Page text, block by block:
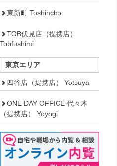
東新町 Toshincho
TOB伏見店（提携店）
Tobfushimi
東京エリア
四谷店（提携店） Yotsuya
ONE DAY OFFICE 代々木
（提携店） Yoyogi